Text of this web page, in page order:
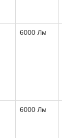
6000 Лм
6000 Лм